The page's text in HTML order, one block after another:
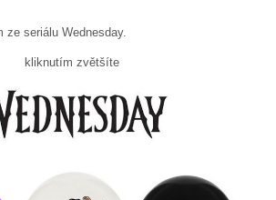
ze seriálu Wednesday.
kliknutím zvětšíte